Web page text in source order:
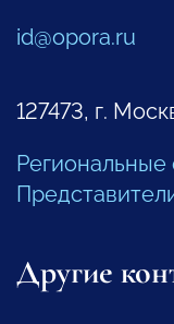
id@opora.ru
127473, г.
Региональные
Другие